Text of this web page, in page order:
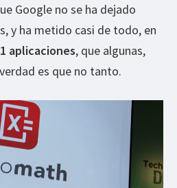
Google no se ha dejado
y ha metido casi de todo, en
aplicaciones, que algunas,
es que no tanto.